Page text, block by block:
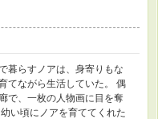
必然か。 白亜がその場で、
しまった。 むせかえるよう
を包む。 煽られた嶺二は本
二は白亜に溺れながら、甘
ついた…！
暮らすノアは、身寄りもな
てながら生活していた。 偶
で、一枚の人物画に目を奪
い頃にノアを育ててくれた